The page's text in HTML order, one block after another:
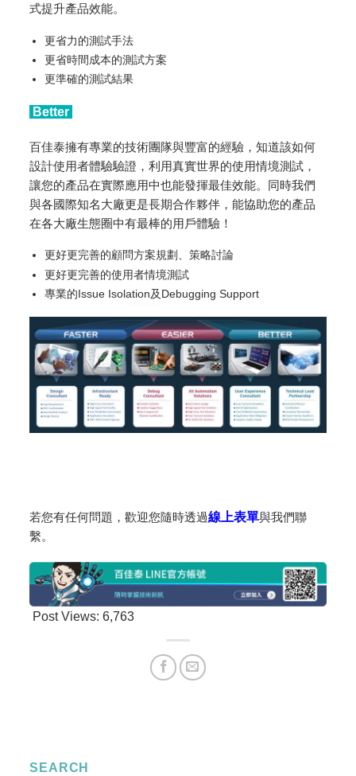
式提升產品效能。
更省力的測試手法
更省時間成本的測試方案
更準確的測試結果
Better
百佳泰擁有專業的技術團隊與豐富的經驗，知道該如何
設計使用者體驗驗證，利用真實世界的使用情境測試，
讓您的產品在實際應用中也能發揮最佳效能。同時我們
與各國際知名大廠更是長期合作夥伴，能協助您的產品
在各大廠生態圈中有最棒的用戶體驗！
更好更完善的顧問方案規劃、策略討論
更好更完善的使用者情境測試
專業的Issue Isolation及Debugging Support
若您有任何問題，歡迎您隨時透過線上表單與我們聯
繫。
Post Views:6,763
SEARCH